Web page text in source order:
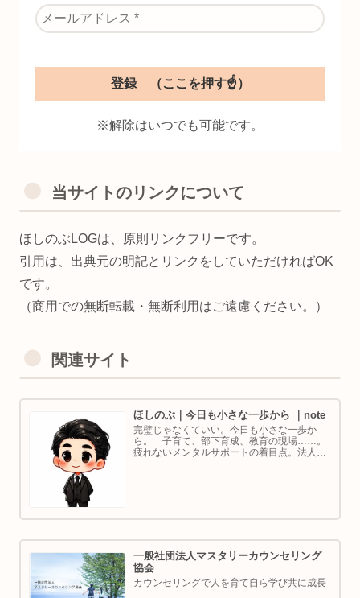
※解除はいつでも可能です。
当サイトのリンクについて
ほしのぶLOGは、原則リンクフリーです。
引用は、出典元の明記とリンクをしていただければOK
です。
（商用での無断転載・無断利用はご遠慮ください。）
関連サイト
ほしのぶ｜今日も小さな一歩から ｜note
完璧じゃなくていい。今日も小さな一歩か
ら。 子育て、部下育成、教育の現場……。
疲れないメンタルサポートの着目点。法人代
一般社団法人マスタリーカウンセリング
協会
カウンセリングで人を育て自ら学び共に成長